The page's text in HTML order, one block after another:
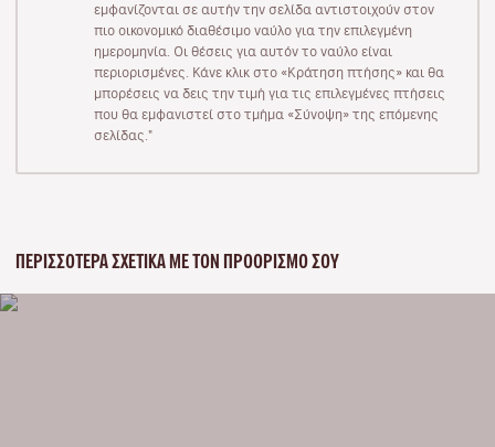
εμφανίζονται σε αυτήν την σελίδα αντιστοιχούν στον
πιο οικονομικό διαθέσιμο ναύλο για την επιλεγμένη
ημερομηνία. Οι θέσεις για αυτόν το ναύλο είναι
περιορισμένες. Κάνε κλικ στο «Κράτηση πτήσης» και θα
μπορέσεις να δεις την τιμή για τις επιλεγμένες πτήσεις
που θα εμφανιστεί στο τμήμα «Σύνοψη» της επόμενης
σελίδας."
ΠΕΡΙΣΣΌΤΕΡΑ ΣΧΕΤΙΚΆ ΜΕ ΤΟΝ ΠΡΟΟΡΙΣΜΌ ΣΟΥ